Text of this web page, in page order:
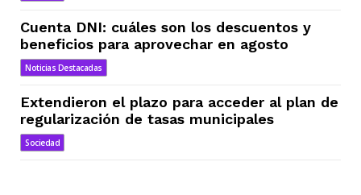
Cuenta DNI: cuáles son los descuentos y
beneficios para aprovechar en agosto
Noticias Destacadas
Extendieron el plazo para acceder al plan de
regularización de tasas municipales
Sociedad